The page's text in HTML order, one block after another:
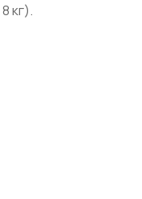
кг).